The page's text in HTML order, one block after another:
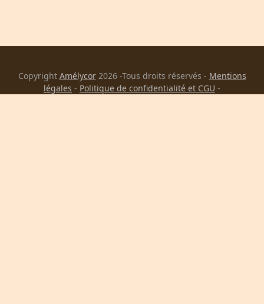
Copyright Amélycor2026 -Tous droits réservés - Mentions
légales - Politique de confidentialité et CGU -